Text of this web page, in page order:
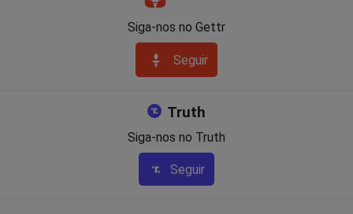
Siga-nos no Gettr
Seguir
Truth
Siga-nos no Truth
Seguir